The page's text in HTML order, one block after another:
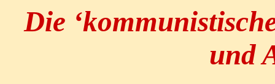
Die
und